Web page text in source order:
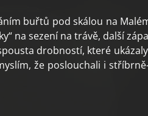
buřtů pod skálou na
na sezení na trávě, další
drobností, které
že poslouchali i